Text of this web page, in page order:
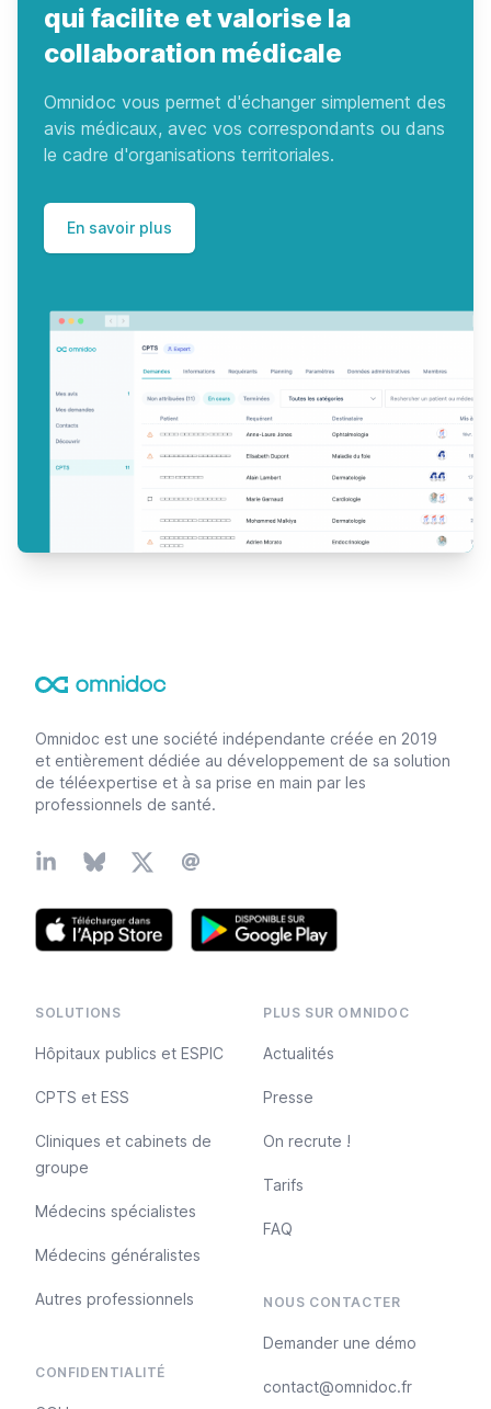
qui facilite et valorise la
collaboration médicale
Omnidoc vous permet d'échanger simplement des
avis médicaux, avec vos correspondants ou dans
le cadre d'organisations territoriales.
En savoir plus
Footer
Omnidoc est une société indépendante créée en 2019
et entièrement dédiée au développement de sa solution
de téléexpertise et à sa prise en main par les
professionnels de santé.
LinkedinBluesky
X Email
SOLUTIONS
Hôpitaux publics et ESPIC
CPTS et ESS
Cliniques et cabinets de
groupe
Médecins spécialistes
Médecins généralistes
Autres professionnels
CONFIDENTIALITÉ
PLUS SUR OMNIDOC
Actualités
Presse
On recrute !
Tarifs
FAQ
NOUS CONTACTER
Demander une démo
contact@omnidoc.fr